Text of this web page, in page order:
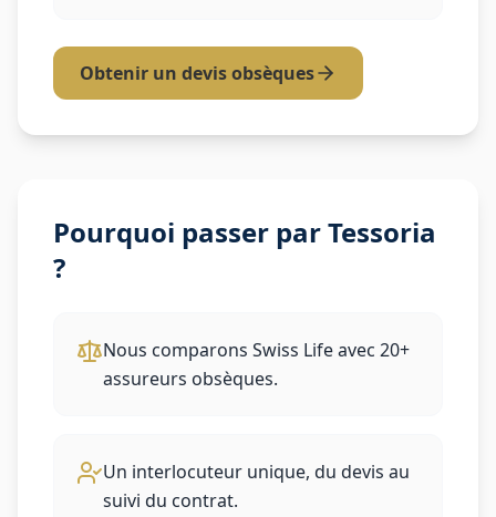
Obtenir un devis obsèques
Pourquoi passer par Tessoria
?
Nous comparons Swiss Lifeavec 20+
assureurs obsèques.
Un interlocuteur unique, du devis au
suivi du contrat.